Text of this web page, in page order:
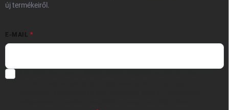
új termékeiről.
E-MAIL